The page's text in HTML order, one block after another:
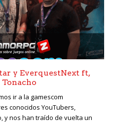
y EverquestNext ft,
ir a la gamescom
conocidos YouTubers,
y nos han traído de vuelta un